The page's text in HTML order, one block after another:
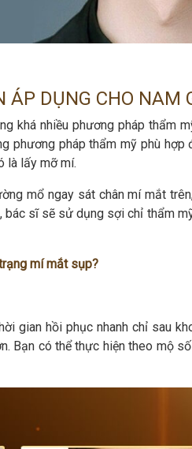
DỤNG CHO NAM
khá nhiều phương pháp thẩm
phương pháp thẩm mỹ phù
là lấy mỡ mí.
mổ ngay sát chân mí mắt
sĩ sẽ sử dụng sợi chỉ thẩm
mí mắt sụp?
gian hồi phục nhanh chỉ sau
Bạn có thể thực hiện theo mộ